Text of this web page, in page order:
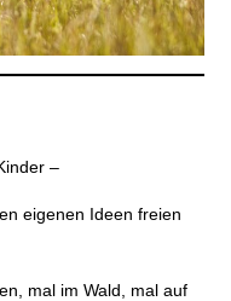
–
eigenen Ideen freien
mal im Wald, mal auf